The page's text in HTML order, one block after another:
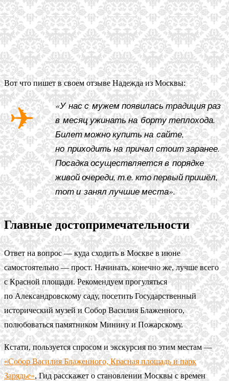
Вот что пишет в своем отзыве Надежда из Москвы:
«У нас с мужем появилась традиция раз
в месяц ужинать на борту теплохода.
Билет можно купить на сайте,
но приходить на причал стоит заранее.
Посадка осуществляется в порядке
живой очереди, т.е. кто первый пришёл,
тот и занял лучшие места».
Главные достопримечательности
Ответ на вопрос — куда сходить в Москве в июне
самостоятельно — прост. Начинать, конечно же, лучше всего
с Красной площади. Рекомендуем прогуляться
по Александровскому саду, посетить Государственный
исторический музей и Собор Василия Блаженного,
полюбоваться памятником Минину и Пожарскому.
Кстати, пользуется спросом и экскурсия по этим местам —
«Собор Василия Блаженного, Красная площадь и парк
Зарядье», Гид расскажет о становлении Москвы с времен